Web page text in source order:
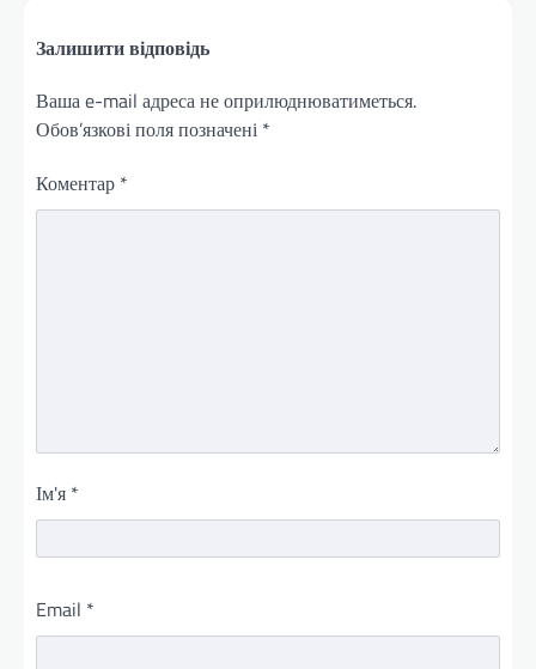
Залишити відповідь
Ваша e-mail адреса не оприлюднюватиметься.
Обов’язкові поля позначені *
Коментар *
Ім'я *
Email *